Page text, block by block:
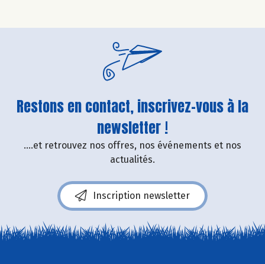
Restons en contact, inscrivez-vous à la
newsletter !
....et retrouvez nos offres, nos événements et nos
actualités.
Inscription newsletter